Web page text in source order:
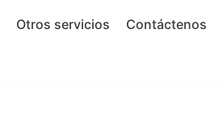
Otros servicios Contáctenos